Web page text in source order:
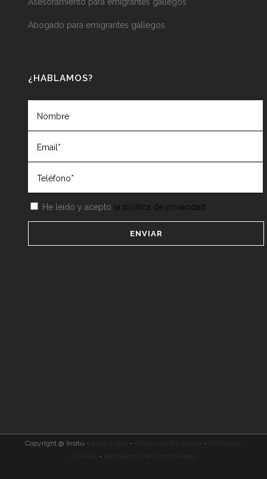
Abogado para emigrantes gallegos
¿HABLAMOS?
He leído y acepto la política de privacidad
Copyright @ Insitu - - -
-